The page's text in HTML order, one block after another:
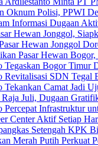
PPWI Desak
Dugaan Aktivitas di
Siapkan
Jonggol Dorong
Bogor,
Timur Disiapkan
SDN Tegal Benteng,
Jadi Ujung
Gratifikasi
untuk
Setiap Hari Perluas
KPK Bidik
Perkuat Persatuan